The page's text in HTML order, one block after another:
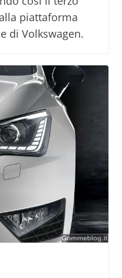
piattaforma
di Volkswagen.